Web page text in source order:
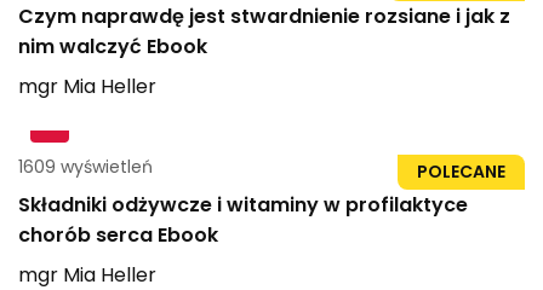
Czym naprawdę jest stwardnienie rozsiane i jak z
nim walczyć Ebook
mgr Mia Heller
POLECANE
1609 wyświetleń 21str
Składniki odżywcze i witaminy w profilaktyce
chorób serca Ebook
mgr Mia Heller